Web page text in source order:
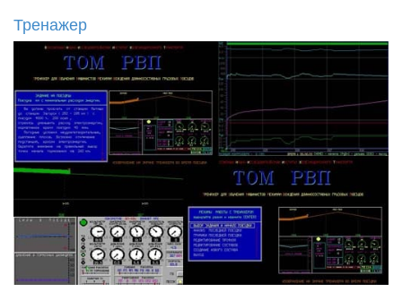
Тренажер